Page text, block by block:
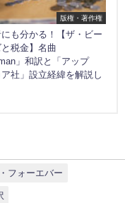
版権・著作権
も分かる！【ザ・ビー
と税金】名曲
」和訳と「アップ
ア社」設立経緯を解説し
フォーエバー